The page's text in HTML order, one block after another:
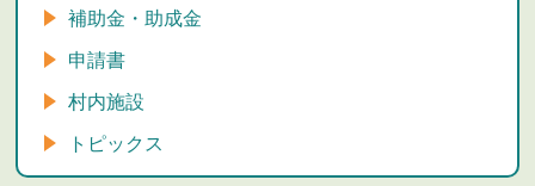
補助金・助成金
申請書
村内施設
トピックス